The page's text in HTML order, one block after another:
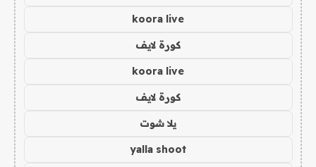
koora live
كورة لايف
koora live
كورة لايف
يلا شوت
yalla shoot